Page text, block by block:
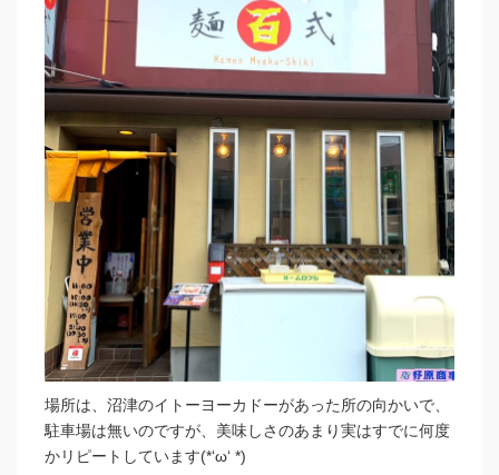
場所は、沼津のイトーヨーカドーがあった所の向かいで、
駐車場は無いのですが、美味しさのあまり実はすでに何度
かリピートしています(*‘ω‘ *)